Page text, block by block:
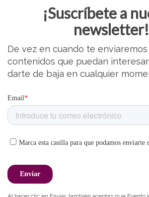
¡Suscríbete a
newsletter!
De vez en cuando te
contenidos que puedan
darte de baja en cualquier